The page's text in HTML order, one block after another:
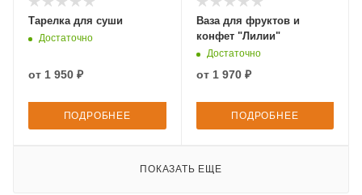
Тарелка для суши
Достаточно
от 1 950 ₽
ПОДРОБНЕЕ
Ваза для фруктов и
конфет "Лилии"
Достаточно
от 1 970 ₽
ПОДРОБНЕЕ
ПОКАЗАТЬ ЕЩЕ